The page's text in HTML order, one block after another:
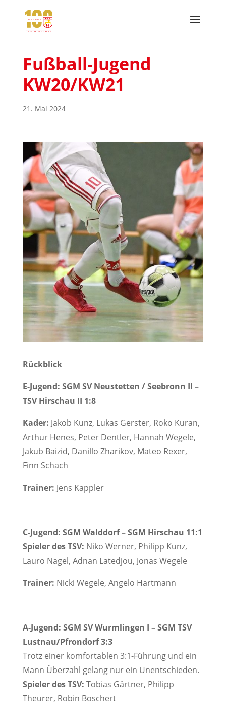
Fußball-Jugend
KW20/KW21
21. Mai 2024
Rückblick
E-Jugend: SGM SV Neustetten / Seebronn II –
TSV Hirschau II 1:8
Kader: Jakob Kunz, Lukas Gerster, Roko Kuran,
Arthur Henes, Peter Dentler, Hannah Wegele,
Jakub Baizid, Danillo Zharikov, Mateo Rexer,
Finn Schach
Trainer: Jens Kappler
C-Jugend: SGM Walddorf – SGM Hirschau 11:1
Spieler des TSV: Niko Werner, Philipp Kunz,
Lauro Nagel, Adnan Latedjou, Jonas Wegele
Trainer: Nicki Wegele, Angelo Hartmann
A-Jugend: SGM SV Wurmlingen I – SGM TSV
Lustnau/Pfrondorf 3:3
Trotz einer komfortablen 3:1-Führung und ein
Mann Überzahl gelang nur ein Unentschieden.
Spieler des TSV: Tobias Gärtner, Philipp
Theurer, Robin Boschert